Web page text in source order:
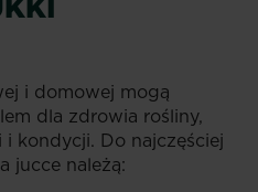
i domowej mogą
dla zdrowia rośliny,
kondycji. Do najczęściej
jucce należą: